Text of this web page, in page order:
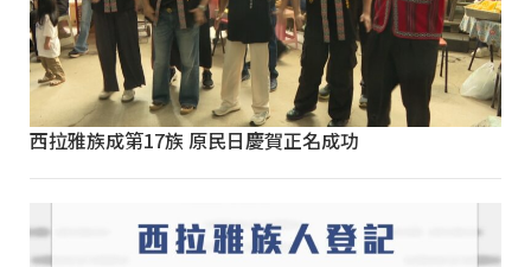
西拉雅族成第17族 原民日慶賀正名成功